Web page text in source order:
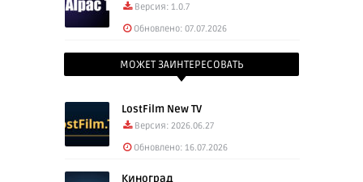
Версия: 1.0.7
Обновлено: 07.07.2026
МОЖЕТ ЗАИНТЕРЕСОВАТЬ
LostFilm New TV
Версия: 2026.06.27
Обновлено: 16.07.2026
Киноград